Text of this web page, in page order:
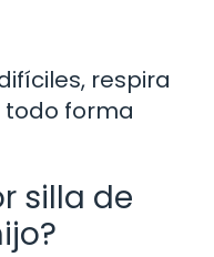
respira
todo forma
silla de